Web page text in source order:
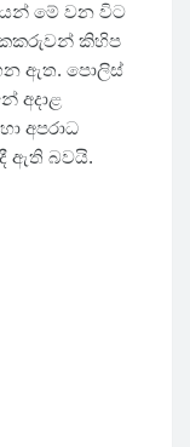
මේ වන විට
කිහිප
ඇත. පොලිස්
අදාළ
අපරාධ
ඇති බවයි.